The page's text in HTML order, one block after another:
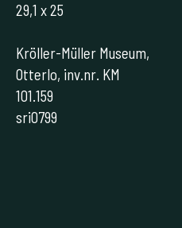
29,1 x 25
Kröller-Müller Museum,
Otterlo, inv.nr. KM
101.159
sri0799